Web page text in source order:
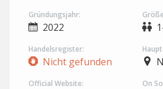
Gründungsjahr:
2022
Handelsregister:
Nicht gefunden
Official Website: On